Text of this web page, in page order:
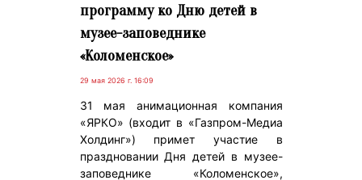
программу ко Дню детей в
музее-заповеднике
«Коломенское»
29 мая 2026 г. 16:09
31 мая анимационная компания
«ЯРКО» (входит в «Газпром-Медиа
Холдинг») примет участие в
праздновании Дня детей в музее-
заповеднике «Коломенское»,